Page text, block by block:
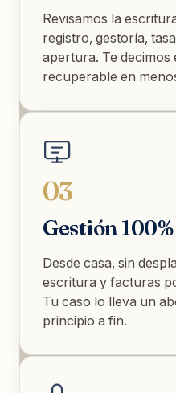
Revisamos la
registro, gestoría,
apertura. Te decimos
recuperable en
03
Gestión
Desde casa, sin
escritura y facturas
Tu caso lo lleva un
principio a fin.